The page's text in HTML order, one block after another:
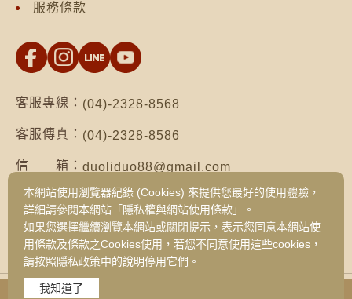
服務條款
客服專線： (04)-2328-8568
客服傳真： (04)-2328-8586
信 箱： duoliduo88@gmail.com
地 址：台南市仁德區保安路二段552號（台南總公
司）
台中市西區健行路1049號3樓之19（台中
旗艦門市）
本網站使用瀏覽器紀錄 (Cookies) 來提供您最好的使用體驗，
詳細請參閱本網站「隱私權與網站使用條款」。
如果您選擇繼續瀏覽本網站或關閉提示，表示您同意本網站使
用條款及條款之Cookies使用，若您不同意使用這些cookies，
請按照隱私政策中的說明停用它們。
我知道了